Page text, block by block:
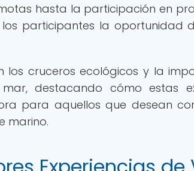
hasta la participación en
participantes la oportunidad
los cruceros ecológicos y la
destacando cómo estas
para aquellos que desean
marino.